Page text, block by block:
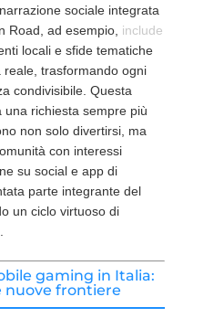
sociale integrata
Road, ad esempio, include
locali e sfide tematiche
trasformando ogni
condivisibile. Questa
richiesta sempre più
non solo divertirsi, ma
con interessi
su social e app di
parte integrante del
un ciclo virtuoso di
gaming in Italia:
nuove frontiere